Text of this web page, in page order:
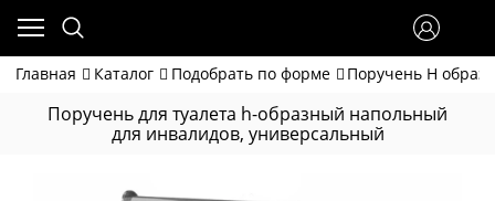
Главная Каталог Подобрать по форме Поручень H
Поручень для туалета h-образный напольный
для инвалидов, универсальный